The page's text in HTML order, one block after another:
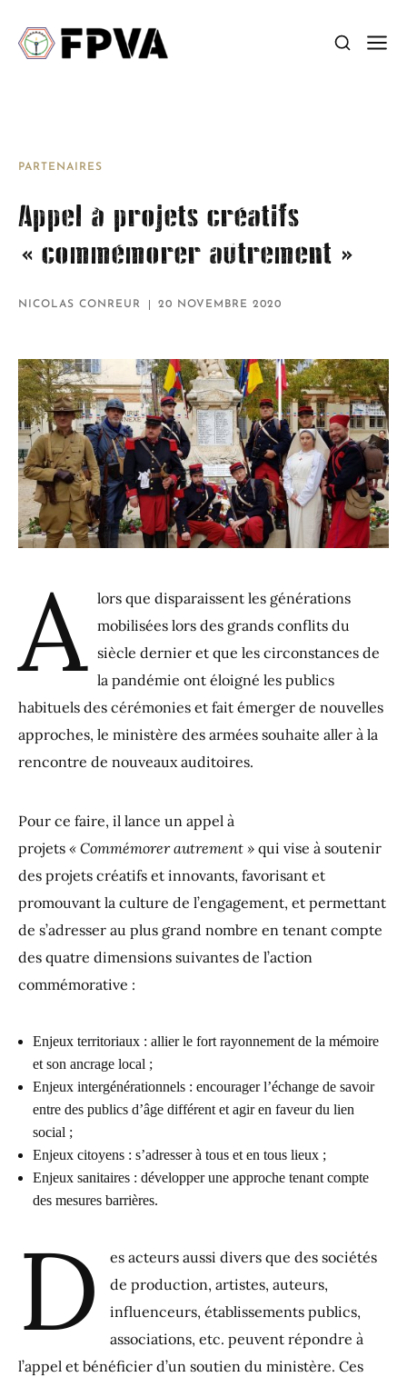
PARTENAIRES
Appel à projets créatifs
« commémorer autrement »
NICOLAS CONREUR 20 NOVEMBRE 2020
A lors que disparaissent les générations
mobilisées lors des grands conflits du
siècle dernier et que les circonstances de
la pandémie ont éloigné les publics
habituels des cérémonies et fait émerger de nouvelles
approches, le ministère des armées souhaite aller à la
rencontre de nouveaux auditoires.
Pour ce faire, il lance un appel à
projets « Commémorer autrement » qui vise à soutenir
des projets créatifs et innovants, favorisant et
promouvant la culture de l’engagement, et permettant
de s’adresser au plus grand nombre en tenant compte
des quatre dimensions suivantes de l’action
commémorative :
Enjeux territoriaux : allier le fort rayonnement de la mémoire
et son ancrage local ;
Enjeux intergénérationnels : encourager l’échange de savoir
entre des publics d’âge différent et agir en faveur du lien
social ;
Enjeux citoyens : s’adresser à tous et en tous lieux ;
Enjeux sanitaires : développer une approche tenant compte
des mesures barrières.
D
es acteurs aussi divers que des sociétés
de production, artistes, auteurs,
influenceurs, établissements publics,
associations, etc. peuvent répondre à
l’appel et bénéficier d’un soutien du ministère. Ces